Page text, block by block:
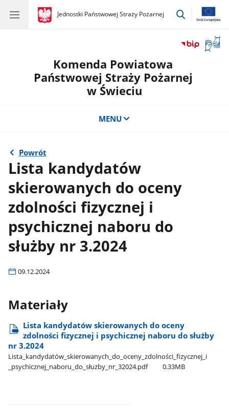
gov.pl
Jednostki Państwowej Straży Pożarnej
gov.pl
Jednostki
przejdź
okno
Komenda Powiatowa
Państwowej Straży Pożarnej
w Świeciu
MENU
Powrót
Lista kandydatów
skierowanych do oceny
zdolności fizycznej i
psychicznej naboru do
służby nr 3.2024
09.12.2024
Materiały
Lista kandydatów skierowanych do oceny
zdolności fizycznej i psychicznej naboru do służby
nr 3.2024
Lista​_kandydatów​_skierowanych​_do​_oceny​_zdolności​_fizycznej​_i​
_psychicznej​_naboru​_do​_służby​_nr​_32024.pdf
0.33MB